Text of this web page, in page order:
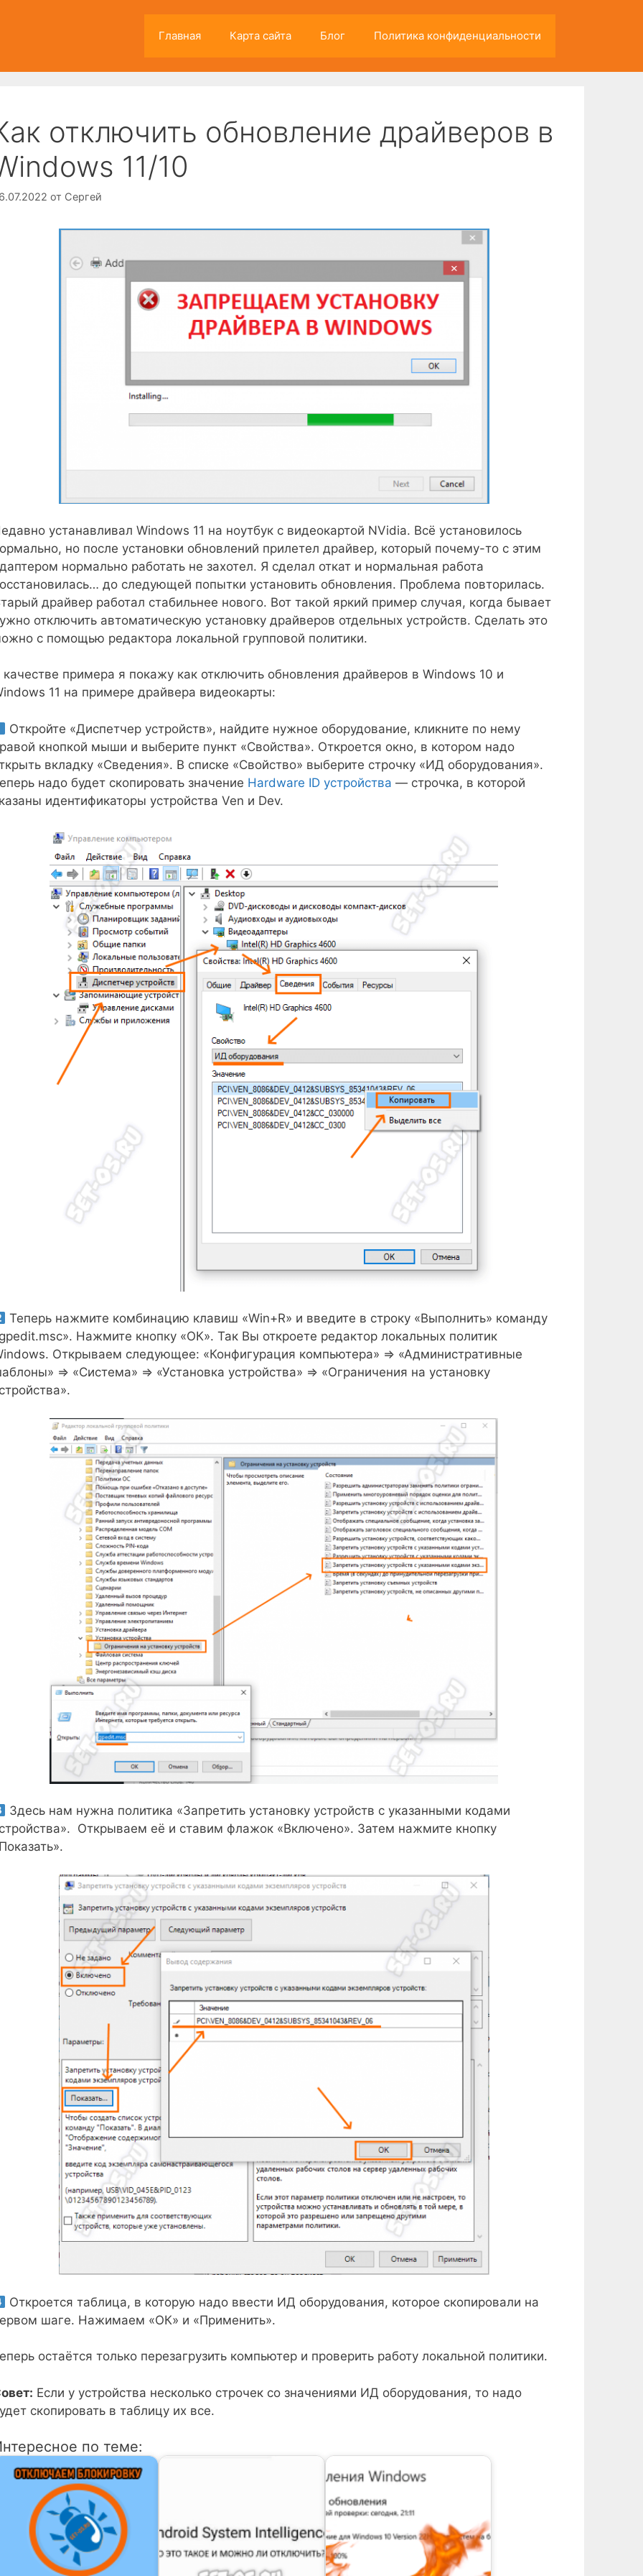
Главная Карта сайта Блог Политика конфиденциальности
отключить обновление драйверов в
11/10
от Сергей
устанавливал Windows 11 на ноутбук с видеокартой NVidia. Всё установилось
но после установки обновлений прилетел драйвер, который почему-то с этим
нормально работать не захотел. Я сделал откат и нормальная работа
до следующей попытки установить обновления. Проблема повторилась.
драйвер работал стабильнее нового. Вот такой яркий пример случая, когда бывает
отключить автоматическую установку драйверов отдельных устройств. Сделать это
с помощью редактора локальной групповой политики.
качестве примера я покажу как отключить обновления драйверов в Windows 10 и
11 на примере драйвера видеокарты:
Откройте «Диспетчер устройств», найдите нужное оборудование, кликните по нему
кнопкой мыши и выберите пункт «Свойства». Откроется окно, в котором надо
вкладку «Сведения». В списке «Свойство» выберите строчку «ИД оборудования».
надо будет скопировать значение Hardware ID устройства — строчка, в которой
идентификаторы устройства Ven и Dev.
Теперь нажмите комбинацию клавиш «Win+R» и введите в строку «Выполнить» команду
Нажмите кнопку «ОК». Так Вы откроете редактор локальных политик
Открываем следующее: «Конфигурация компьютера» ⇒ «Административные
⇒ «Система» ⇒ «Установка устройства» ⇒ «Ограничения на установку
Здесь нам нужна политика «Запретить установку устройств с указанными кодами
Открываем её и ставим флажок «Включено». Затем нажмите кнопку
Откроется таблица, в которую надо ввести ИД оборудования, которое скопировали на
шаге. Нажимаем «ОК» и «Применить».
остаётся только перезагрузить компьютер и проверить работу локальной политики.
Если у устройства несколько строчек со значениями ИД оборудования, то надо
скопировать в таблицу их все.
по теме: